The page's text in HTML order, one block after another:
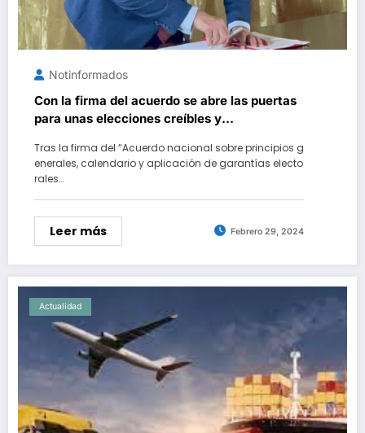
Notinformados
Con la firma del acuerdo se abre las puertas
para unas elecciones creíbles y
Tras la firma del “Acuerdo nacional sobre principios g
enerales, calendario y aplicación de garantías electo
rales…
Leer más Febrero 29, 2024
Actualidad